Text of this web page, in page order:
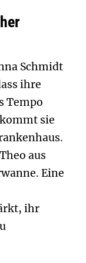
Schmidt
ihre
Tempo
sie
aus
Eine
ihr